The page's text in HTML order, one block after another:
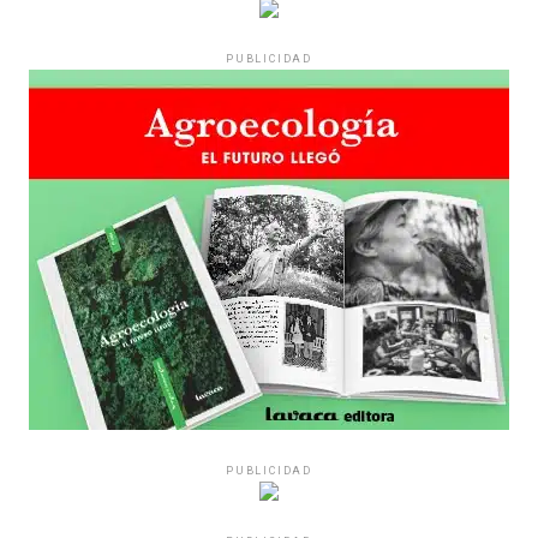
Hay varios hombres presentes: padres con sus hijas,
grupos de amigos, novios. «Con los pares que no tienen
sensibilidad al tema, la conversación se vuelve muy
estratégica, hay que evitar el choque frontal. Mi método
es a través del interrogante, que puedan encarnar la
pregunta», comparte Gonzalo, de 41 años.
PUBLICIDAD
PUBLICIDAD